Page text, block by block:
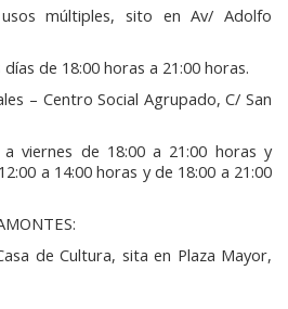
múltiples, sito en Av/ Adolfo
de 18:00 horas a 21:00 horas.
– Centro Social Agrupado, C/ San
a viernes de 18:00 a 21:00 horas y
a 14:00 horas y de 18:00 a 21:00
de Cultura, sita en Plaza Mayor,